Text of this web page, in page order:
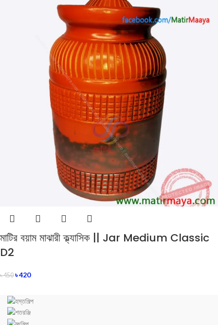
মাটির বয়াম মাঝারী ক্ল্যাসিক || Jar Medium Classic
D2
৳450 ৳420